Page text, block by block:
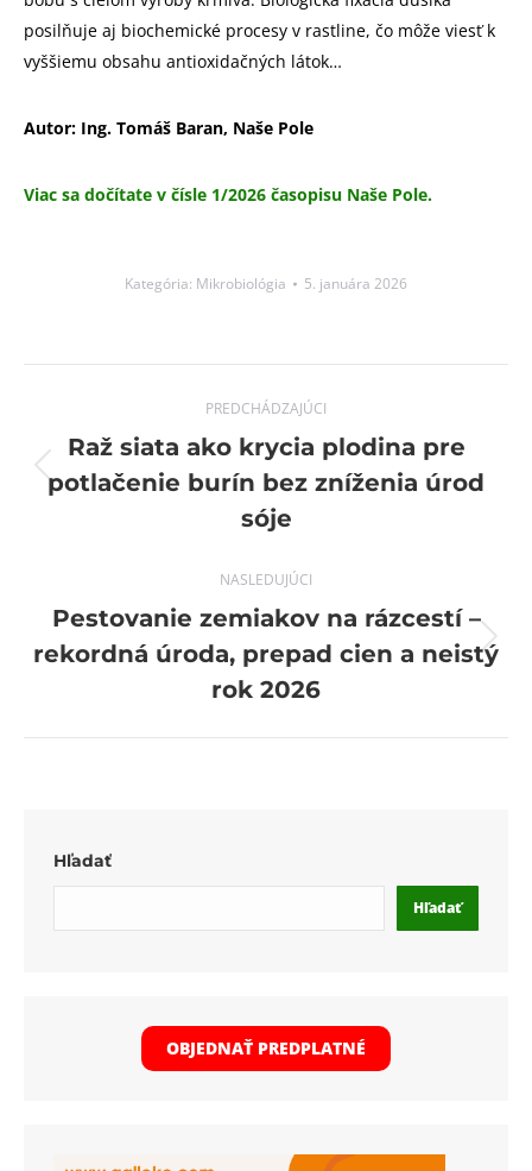
posilňuje aj biochemické procesy v rastline, čo môže viesť k
vyššiemu obsahu antioxidačných látok…
Autor: Ing. Tomáš Baran, Naše Pole
Viac sa dočítate v čísle 1/2026 časopisu Naše Pole.
Kategória: Mikrobiológia 5. januára 2026
navigation
PREDCHÁDZAJÚCI
Previous
post:
Raž siata ako krycia plodina pre
potlačenie burín bez zníženia úrod
sóje
NASLEDUJÚCI
Next
post:
Pestovanie zemiakov na rázcestí –
rekordná úroda, prepad cien a neistý
rok 2026
Hľadať
Hľadať
OBJEDNAŤ PREDPLATNÉ